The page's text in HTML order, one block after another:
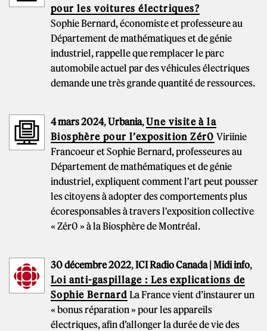
pour les voitures électriques?
Sophie Bernard, économiste et professeure au
Département de mathématiques et de génie
industriel, rappelle que remplacer le parc
automobile actuel par des véhicules électriques
demande une très grande quantité de ressources.
4 mars 2024,Urbania,Une visite à la
Biosphère pour l’exposition Zér0 Viriinie
Francoeur et Sophie Bernard, professeures au
Département de mathématiques et de génie
industriel, expliquent comment l'art peut pousser
les citoyens à adopter des comportements plus
écoresponsables à travers l'exposition collective
« Zér0 » à la Biosphère de Montréal.
30 décembre 2022,ICI Radio Canada | Midi info,
Loi anti-gaspillage : Les explications de
Sophie Bernard La France vient d’instaurer un
« bonus réparation » pour les appareils
électriques, afin d’allonger la durée de vie des